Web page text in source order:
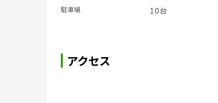
駐車場 10台
アクセス